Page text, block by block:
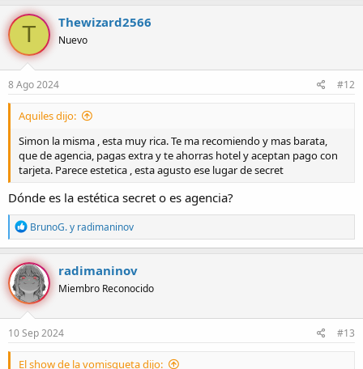
gym, me la he cogido ahi y por fuera en motel . A esa mujer le gusta
coger y es bien buena onda y cuerpo rico 🔥, ella no te limita , mas
bien espera que le des y bien.
T Thewizard2566
Nuevo
8 Ago 2024 #12
Aquiles dijo:
Simon la misma , esta muy rica. Te ma recomiendo y mas barata,
que de agencia, pagas extra y te ahorras hotel y aceptan pago con
tarjeta. Parece estetica , esta agusto ese lugar de secret
Dónde es la estética secret o es agencia?
R
e
a
c
c
i
o
n
e
BrunoG.y radimaninov
radimaninov
Miembro Reconocido
10 Sep 2024 #13
El show de la vomisqueta dijo: